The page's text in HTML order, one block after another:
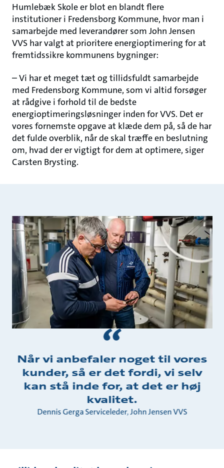
Humlebæk Skole er blot en blandt flere
institutioner i Fredensborg Kommune, hvor man i
samarbejde med leverandører som John Jensen
VVS har valgt at prioritere energioptimering for at
fremtidssikre kommunens bygninger:
– Vi har et meget tæt og tillidsfuldt samarbejde
med Fredensborg Kommune, som vi altid forsøger
at rådgive i forhold til de bedste
energioptimeringsløsninger inden for VVS. Det er
vores fornemste opgave at klæde dem på, så de har
det fulde overblik, når de skal træffe en beslutning
om, hvad der er vigtigt for dem at optimere, siger
Carsten Brysting.
Når vi anbefaler noget til vores
kunder, så er det fordi, vi selv
kan stå inde for, at det er høj
kvalitet.
Dennis Gerga Serviceleder, John Jensen VVS